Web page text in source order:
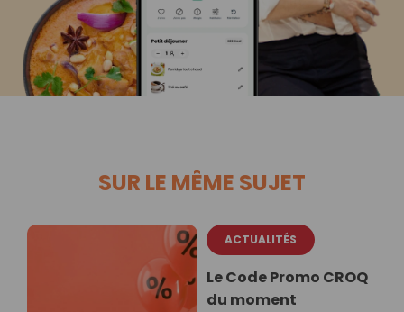
SUR LE MÊME SUJET
ACTUALITÉS
Le Code Promo CROQ
du moment